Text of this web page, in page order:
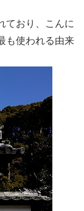
ており、こんに
も使われる由来